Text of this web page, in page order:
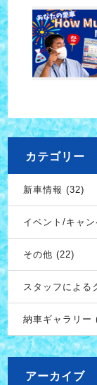
カテゴリー
新車情報 (32)
イベント/キャ
その他 (22)
スタッフによる
納車ギャラリー
アーカイブ